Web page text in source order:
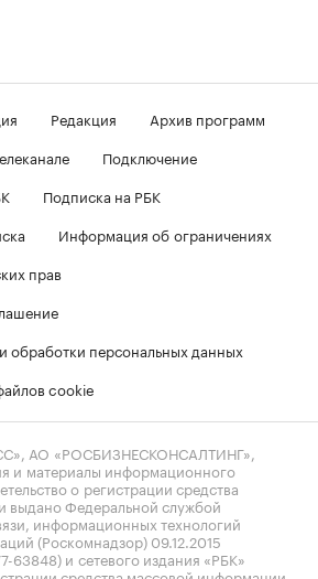
Редакция
Архив программ
Подключение
Подписка на РБК
Информация об ограничениях
прав
обработки персональных данных
cookie
АО «РОСБИЗНЕСКОНСАЛТИНГ»,
и материалы информационного
о регистрации средства
выдано Федеральной службой
информационных технологий
(Роскомнадзор) 09.12.2015
и сетевого издания «РБК»